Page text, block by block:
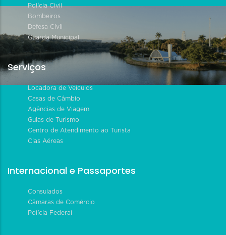
Polícia Civil
Bombeiros
Defesa Civil
Guarda Municipal
Serviços
Locadora de Veículos
Casas de Câmbio
Agências de Viagem
Guias de Turismo
Centro de Atendimento ao Turista
Cias Aéreas
Internacional e Passaportes
Consulados
Câmaras de Comércio
Polícia Federal